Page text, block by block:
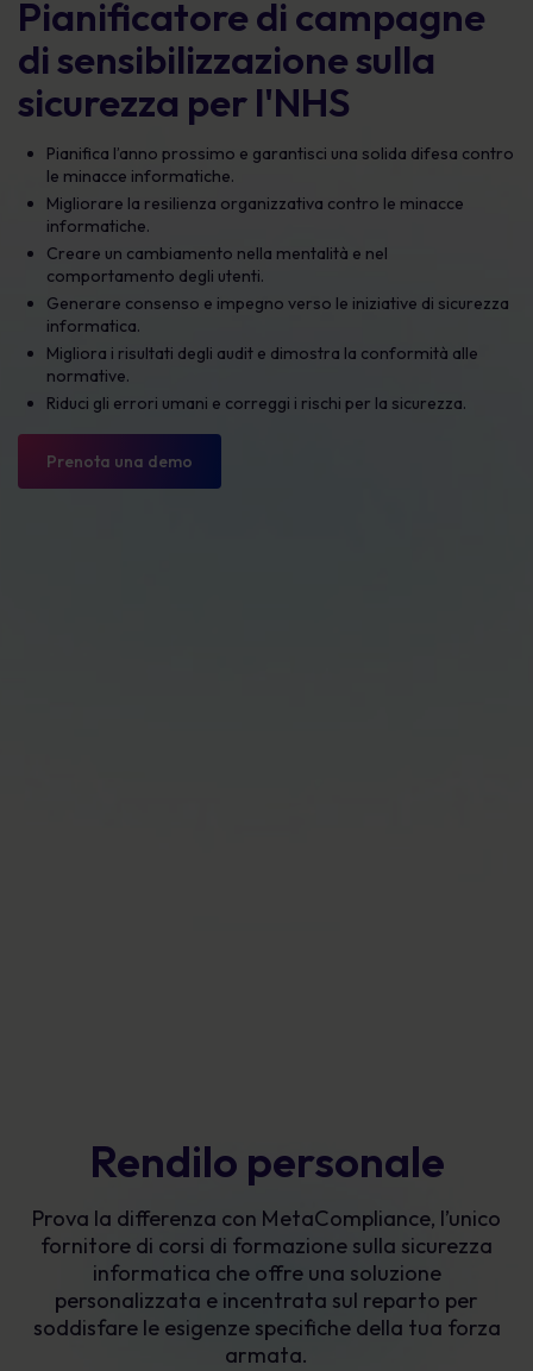
Pianificatore di campagne
di sensibilizzazione sulla
sicurezza per l'NHS
Pianifica l’anno prossimo e garantisci una solida difesa contro
le minacce informatiche.
Migliorare la resilienza organizzativa contro le minacce
informatiche.
Creare un cambiamento nella mentalità e nel
comportamento degli utenti.
Generare consenso e impegno verso le iniziative di sicurezza
informatica.
Migliora i risultati degli audit e dimostra la conformità alle
normative.
Riduci gli errori umani e correggi i rischi per la sicurezza.
Prenota una demo
Rendilo personale
Prova la differenza con MetaCompliance, l’unico
fornitore di corsi di formazione sulla sicurezza
informatica che offre una soluzione
personalizzata e incentrata sul reparto per
soddisfare le esigenze specifiche della tua forza
armata.